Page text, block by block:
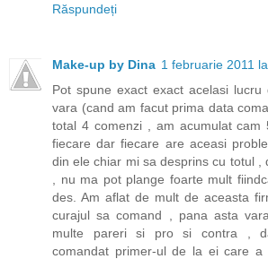
Răspundeți
Make-up by Dina 1 februarie 2011
Pot spune exact exact acelasi
vara (cand am facut prima data
total 4 comenzi , am acumulat cam
fiecare dar fiecare are aceasi
din ele chiar mi sa desprins cu totul ,
, nu ma pot plange foarte mult
des. Am aflat de mult de aceasta
curajul sa comand , pana asta
multe pareri si pro si contra ,
comandat primer-ul de la ei care a